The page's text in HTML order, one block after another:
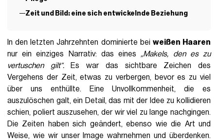
Zeit und Bild: eine sich entwickelnde Beziehung
In den letzten Jahrzehnten dominierte bei weißen Haaren
nur ein einziges Narrativ: das eines „Makels, den es zu
vertuschen gilt“.Es war das sichtbare Zeichen des
Vergehens der Zeit, etwas zu verbergen, bevor es zu viel
über uns enthüllte. Eine Unvollkommenheit, die es
auszulöschen galt, ein Detail, das mit der Idee zu kollidieren
schien, poliert auszusehen, der wir viel zu lange nachgingen.
Die Zeiten haben sich geändert, ebenso wie die Art und
Weise, wie wir unser Image wahrnehmen und überdenken.